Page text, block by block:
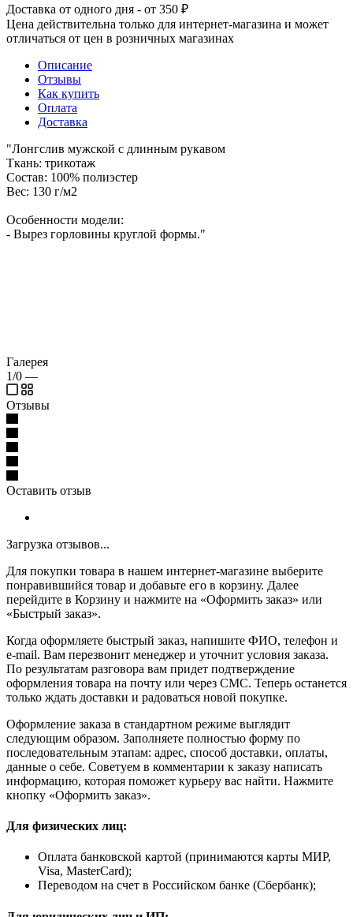
Доставка от одного дня - от 350 ₽
Цена действительна только для интернет-магазина и может
отличаться от цен в розничных магазинах
Описание
Отзывы
Как купить
Оплата
Доставка
"Лонгслив мужской с длинным рукавом
Ткань: трикотаж
Состав: 100% полиэстер
Вес: 130 г/м2
Особенности модели:
- Вырез горловины круглой формы."
Галерея
1/0 —
Отзывы
Оставить отзыв
Загрузка отзывов...
Для покупки товара в нашем интернет-магазине выберите
понравившийся товар и добавьте его в корзину. Далее
перейдите в Корзину и нажмите на «Оформить заказ» или
«Быстрый заказ».
Когда оформляете быстрый заказ, напишите ФИО, телефон и
e-mail. Вам перезвонит менеджер и уточнит условия заказа.
По результатам разговора вам придет подтверждение
оформления товара на почту или через СМС. Теперь останется
только ждать доставки и радоваться новой покупке.
Оформление заказа в стандартном режиме выглядит
следующим образом. Заполняете полностью форму по
последовательным этапам: адрес, способ доставки, оплаты,
данные о себе. Советуем в комментарии к заказу написать
информацию, которая поможет курьеру вас найти. Нажмите
кнопку «Оформить заказ».
Для физических лиц:
Оплата банковской картой (принимаются карты МИР,
Visa, MasterCard);
Переводом на счет в Российском банке (Сбербанк);